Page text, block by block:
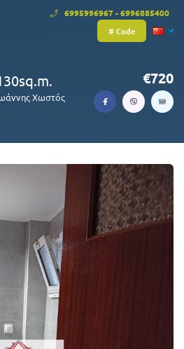
6995996967 - 6996885400
# Code
Χωστός
720